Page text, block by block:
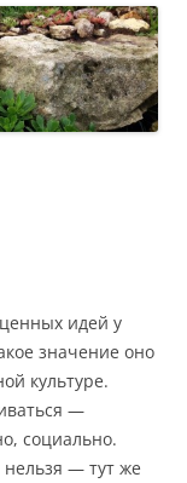
идей у
значение оно
культуре.
—
социально.
нельзя — тут же